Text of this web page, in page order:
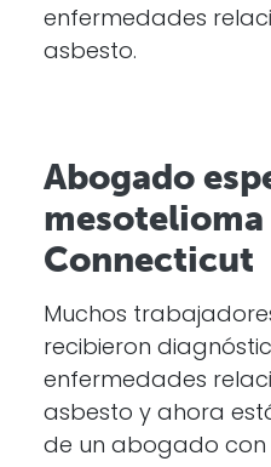
enfermedades
asbesto.
Abogado
mesotelioma
Connecticut
Muchos
recibieron
enfermedades
asbesto y ahora
de un abogado con